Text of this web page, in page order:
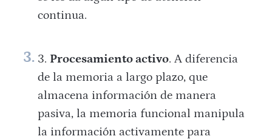
continua.
Procesamiento activo. A diferencia
de la memoria a largo plazo, que
almacena información de manera
pasiva, la memoria funcional manipula
la información activamente para